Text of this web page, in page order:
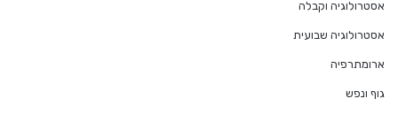
אסטרולוגיה וקבלה
אסטרולוגיה שבועית
ארומתרפיה
גוף ונפש